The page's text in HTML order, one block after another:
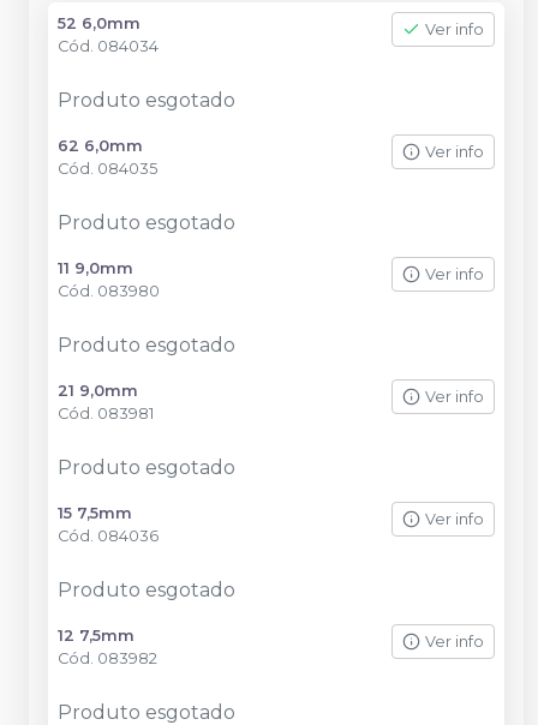
52 6,0mm
Cód. 084034
Ver info
Produto esgotado
62 6,0mm
Cód. 084035
Ver info
Produto esgotado
11 9,0mm
Cód. 083980
Ver info
Produto esgotado
21 9,0mm
Cód. 083981
Ver info
Produto esgotado
15 7,5mm
Cód. 084036
Ver info
Produto esgotado
12 7,5mm
Cód. 083982
Ver info
Produto esgotado